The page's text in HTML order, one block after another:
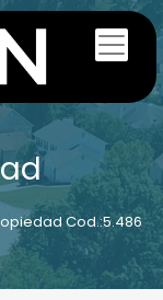
Cod.:5.486